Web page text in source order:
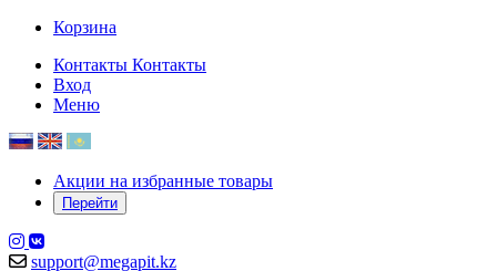
Корзина
Контакты Контакты
Вход
Меню
Акции на избранные товары
Перейти
support@megapit.kz